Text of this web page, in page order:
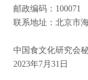
邮政编码：100071
联系地址：北京市海
中国食文化研究会
2023年7月31日